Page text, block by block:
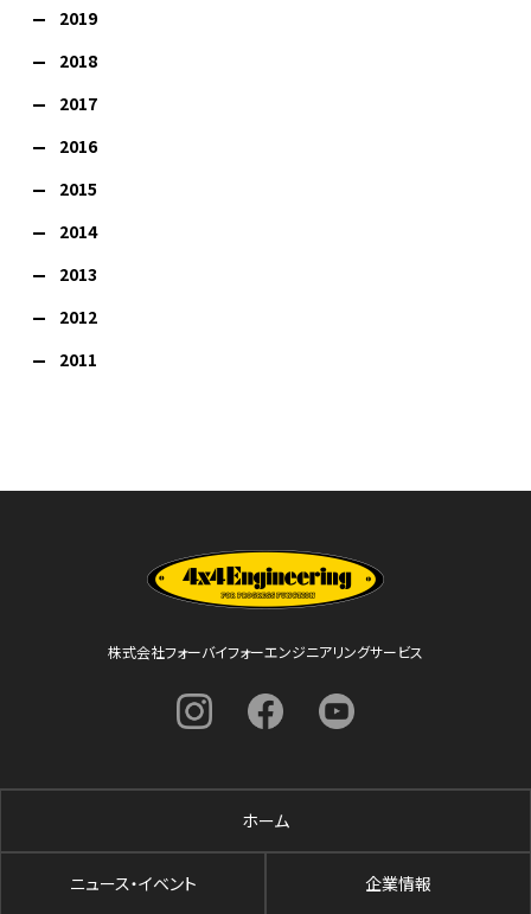
2019
2018
2017
2016
2015
2014
2013
2012
2011
株式会社フォーバイフォーエンジニアリングサービス
ホーム
ニュース・イベント 企業情報